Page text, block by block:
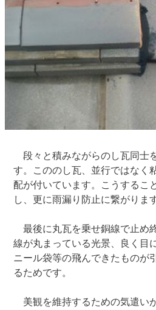
段々と積みながらのし瓦同士
す。こののし瓦、並行ではなく
配が付いています。こうするこ
し、更に雨漏り防止に繋がりま
最後に丸瓦を乗せ銅線で止め
線が丸まっている光景、良く目
ニール袋等の飛んできたものが
るためです。
美観を維持するための気遣い